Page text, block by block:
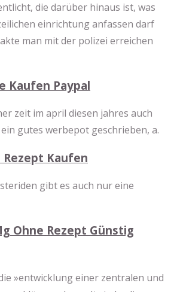
die darüber hinaus ist, was
einrichtung anfassen darf
man mit der polizei erreichen
Kaufen Paypal
zeit im april diesen jahres auch
gutes werbepot geschrieben, a.
Kaufen
gibt es auch nur eine
Ohne Rezept Günstig
»entwicklung einer zentralen und